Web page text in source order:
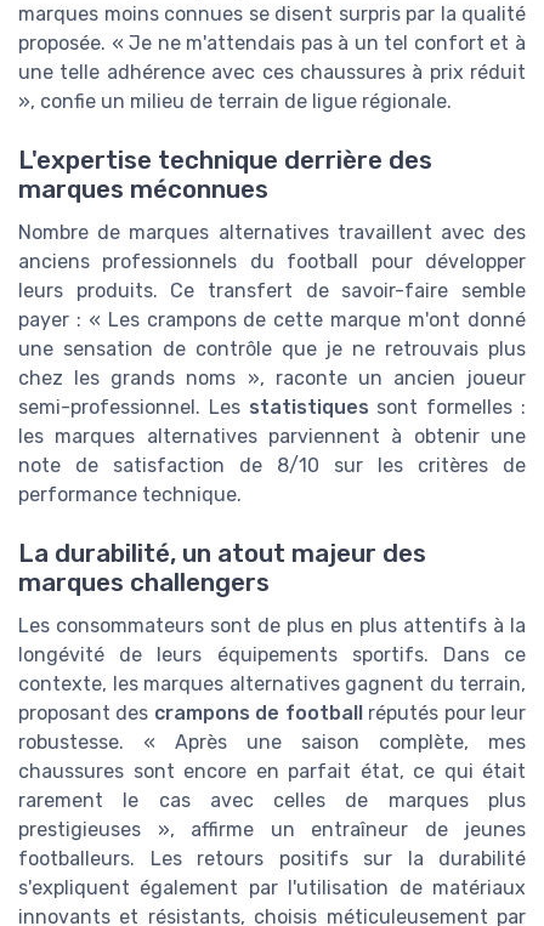
marques moins connues se disent surpris par la qualité
proposée. « Je ne m'attendais pas à un tel confort et à
une telle adhérence avec ces chaussures à prix réduit
», confie un milieu de terrain de ligue régionale.
L'expertise technique derrière des
marques méconnues
Nombre de marques alternatives travaillent avec des
anciens professionnels du football pour développer
leurs produits. Ce transfert de savoir-faire semble
payer : « Les crampons de cette marque m'ont donné
une sensation de contrôle que je ne retrouvais plus
chez les grands noms », raconte un ancien joueur
semi-professionnel. Les statistiques sont formelles :
les marques alternatives parviennent à obtenir une
note de satisfaction de 8/10 sur les critères de
performance technique.
La durabilité, un atout majeur des
marques challengers
Les consommateurs sont de plus en plus attentifs à la
longévité de leurs équipements sportifs. Dans ce
contexte, les marques alternatives gagnent du terrain,
proposant des crampons de football
réputés pour leur
robustesse. « Après une saison complète, mes
chaussures sont encore en parfait état, ce qui était
rarement le cas avec celles de marques plus
prestigieuses », affirme un entraîneur de jeunes
footballeurs. Les retours positifs sur la durabilité
s'expliquent également par l'utilisation de matériaux
innovants et résistants, choisis méticuleusement par